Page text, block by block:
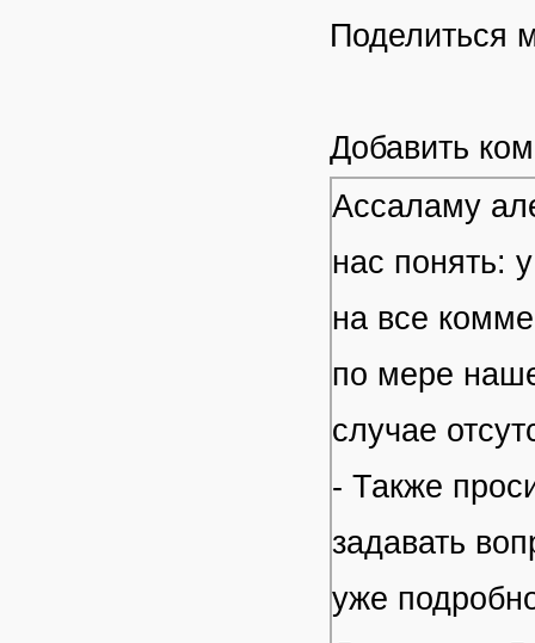
Поделиться
Добавить
Ассаламу
нас понять:
на все
по мере
случае
- Также
задавать
уже